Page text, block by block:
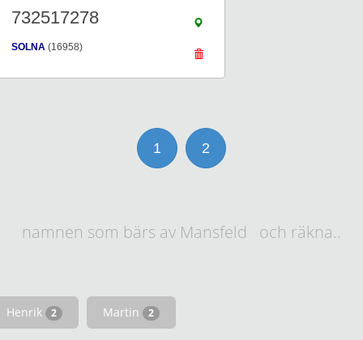
732517278
SOLNA (16958)
1 2
namnen som bärs av Mansfeld och räkna..
Henrik 2 Martin 2